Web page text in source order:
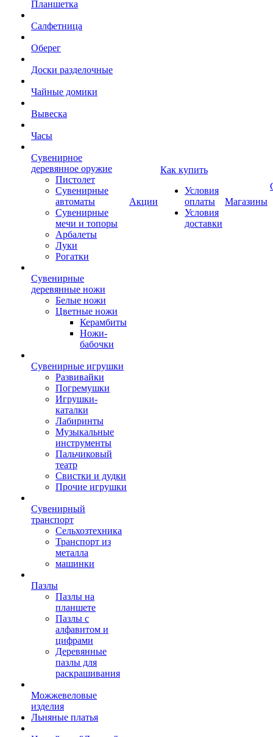
Планшетка
Салфетница
Оберег
Доски разделочные
Чайные домики
Вывеска
Часы
Сувенирное
деревянное оружие
Пистолет
Сувенирные
автоматы
Сувенирные
мечи и топоры
Арбалеты
Луки
Рогатки
Сувенирные
деревянные ножи
Белые ножи
Цветные ножи
Керамбиты
Ножи-
бабочки
Сувенирные игрушки
Развивайки
Погремушки
Игрушки-
каталки
Лабиринты
Музыкальные
инструменты
Пальчиковый
театр
Свистки и дудки
Прочие игрушки
Сувенирный
транспорт
Сельхозтехника
Транспорт из
металла
машинки
Пазлы
Пазлы на
планшете
Пазлы с
алфавитом и
цифрами
Деревянные
пазлы для
раскрашивания
Можжевеловые
изделия
Льняные платья
Акции
Как купить
Условия
оплаты
Условия
доставки
Магазины